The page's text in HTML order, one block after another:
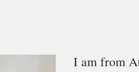
I am from